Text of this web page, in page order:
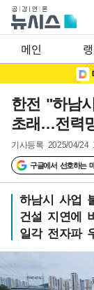
메인
한전 "하남
초래…전력
기사등록 2025/04/24
구글에서 선호하는
하남시 사업
건설 지연에
일각 전자파